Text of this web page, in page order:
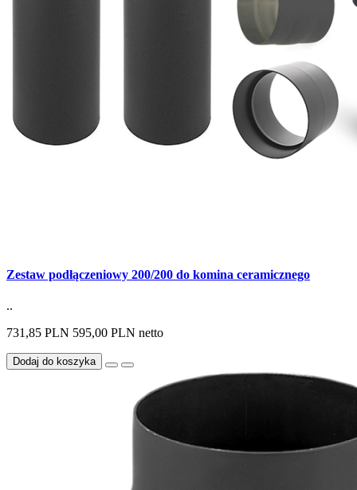
Zestaw podłączeniowy 200/200 do komina ceramicznego
..
731,85 PLN 595,00 PLN netto
Dodaj do koszyka